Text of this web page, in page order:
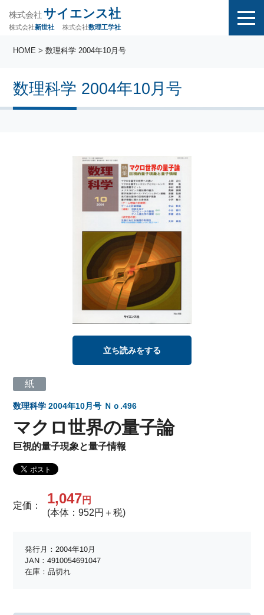
株式会社 サイエンス社
株式会社新世社 株式会社数理工学社
数理科学 2004年10月号
HOME > 数理科学 2004年10月号
立ち読みをする
紙
数理科学 2004年10月号 Ｎｏ.496
マクロ世界の量子論
巨視的量子現象と量子情報
定価： 1,047円
(本体：952円＋税)
発行月：2004年10月
JAN：4910054691047
在庫：品切れ